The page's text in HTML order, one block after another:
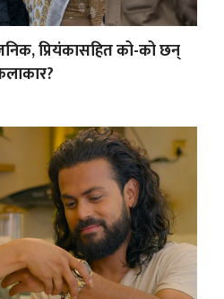
प्रियंकासहित को-को छन्